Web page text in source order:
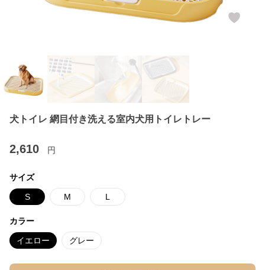
犬トイレ 網目付き洗える室内犬用トイレトレー
2,610 円
サイズ
S M L
カラー
イエロー グレー